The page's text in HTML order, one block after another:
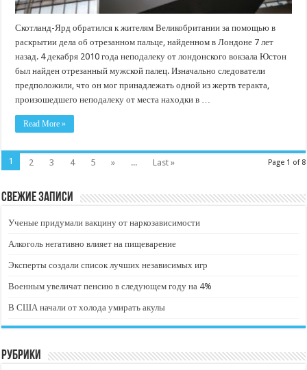
Скотланд-Ярд обратился к жителям Великобритании за помощью в
раскрытии дела об отрезанном пальце, найденном в Лондоне 7 лет
назад. 4 декабря 2010 года неподалеку от лондонского вокзала Юстон
был найден отрезанный мужской палец. Изначально следователи
предположили, что он мог принадлежать одной из жертв теракта,
произошедшего неподалеку от места находки в …
Read More »
Page 1 of 8
1 2 3 4 5 » ... Last »
Свежие записи
Ученые придумали вакцину от наркозависимости
Алкоголь негативно влияет на пищеварение
Эксперты создали список лучших независимых игр
Военным увеличат пенсию в следующем году на 4%
В США начали от холода умирать акулы
Рубрики